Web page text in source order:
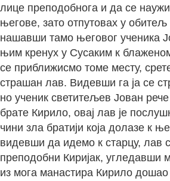
лице преподобнога и да се
његове, зато отпутовах у обитељ
нашавши тамо његовог ученика
њим кренух у Сусаким к
се приближисмо томе месту,
страшан лав. Видевши га ја се
но ученик светитељев Јован
брате Кирило, овај лав је
чини зла братији која долазе к
видевши да идемо к старцу, лав
преподобни Киријак, угледавши
из мога манастира Кирило